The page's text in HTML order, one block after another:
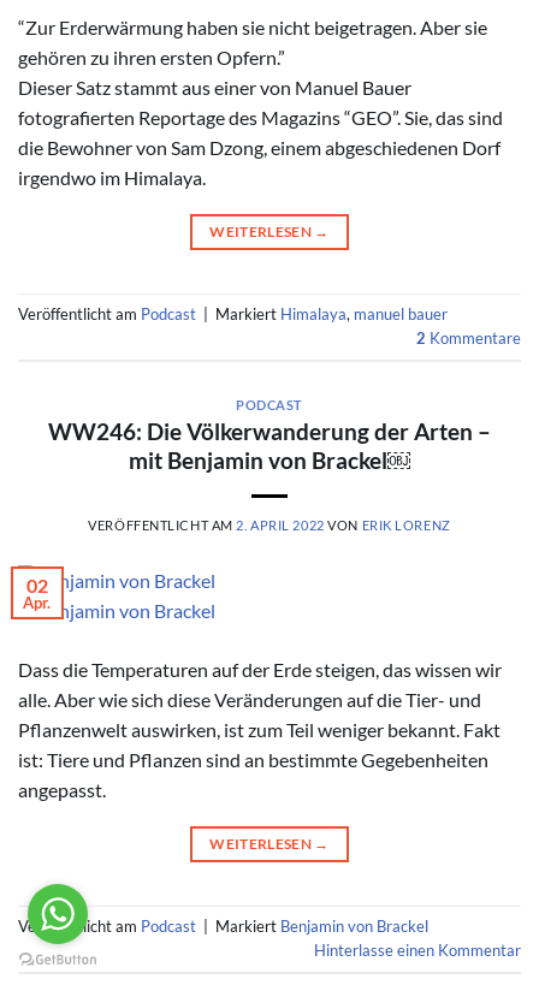
“Zur Erderwärmung haben sie nicht beigetragen. Aber sie
gehören zu ihren ersten Opfern.”
Dieser Satz stammt aus einer von Manuel Bauer
fotografierten Reportage des Magazins “GEO”. Sie, das sind
die Bewohner von Sam Dzong, einem abgeschiedenen Dorf
irgendwo im Himalaya.
WEITERLESEN →
Veröffentlicht am Podcast Markiert Himalaya, manuel bauer
2 Kommentare
PODCAST
WW246: Die Völkerwanderung der Arten –
mit Benjamin von Brackel￼
VERÖFFENTLICHT AM 2. APRIL 2022 VON ERIK LORENZ
© Benjamin von Brackel
02
Apr.
Dass die Temperaturen auf der Erde steigen, das wissen wir
alle. Aber wie sich diese Veränderungen auf die Tier- und
Pflanzenwelt auswirken, ist zum Teil weniger bekannt. Fakt
ist: Tiere und Pflanzen sind an bestimmte Gegebenheiten
angepasst.
WEITERLESEN →
Veröffentlicht am Podcast Markiert Benjamin von Brackel
Hinterlasse einen Kommentar